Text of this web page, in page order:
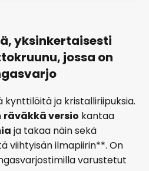
yksinkertaisesti
jossa on
kynttilöitä ja kristalliriipuksia.
räväkkä versio kantaa
ja takaa näin sekä
viihtyisän ilmapiirin**. On
varustetut